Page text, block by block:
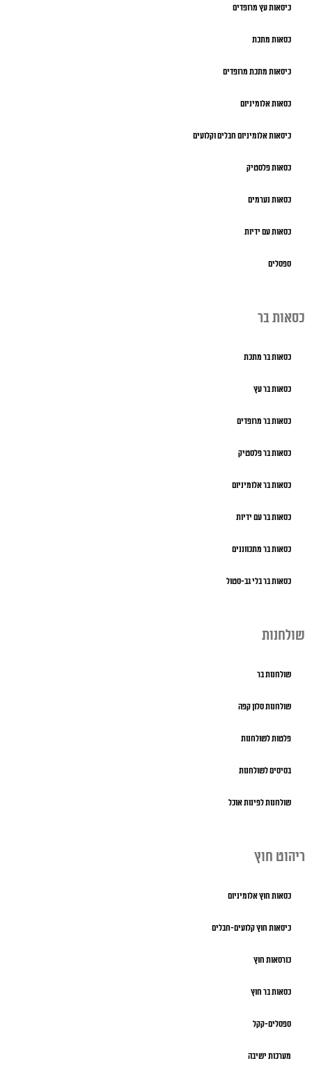
כיסאות עץ מרופדים
כסאות מתכת
כיסאות מתכת מרופדים
כסאות אלומיניום
כיסאות אלומיניום חבלים וקלועים
כסאות פלסטיק
כסאות נערמים
כסאות עם ידיות
ספסלים
כסאות בר
כסאות בר מתכת
כסאות בר עץ
כסאות בר מרופדים
כסאות בר פלסטיק
כסאות בר אלומיניום
כסאות בר עם ידיות
כסאות בר מתכווננים
כסאות בר בלי גב-סטול
שולחנות
שולחנות בר
שולחנות סלון קפה
פלטות לשולחנות
בסיסים לשולחנות
שולחנות לפינות אוכל
ריהוט חוץ
כסאות חוץ אלומיניום
כיסאות חוץ קלועים-חבלים
כורסאות חוץ
כסאות בר חוץ
ספסלים-קקל
מערכות ישיבה